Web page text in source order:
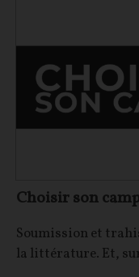
Choisir son
Soumission et
la littérature. Et,